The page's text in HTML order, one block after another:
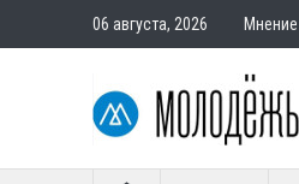
06 августа, 2026 Мнение